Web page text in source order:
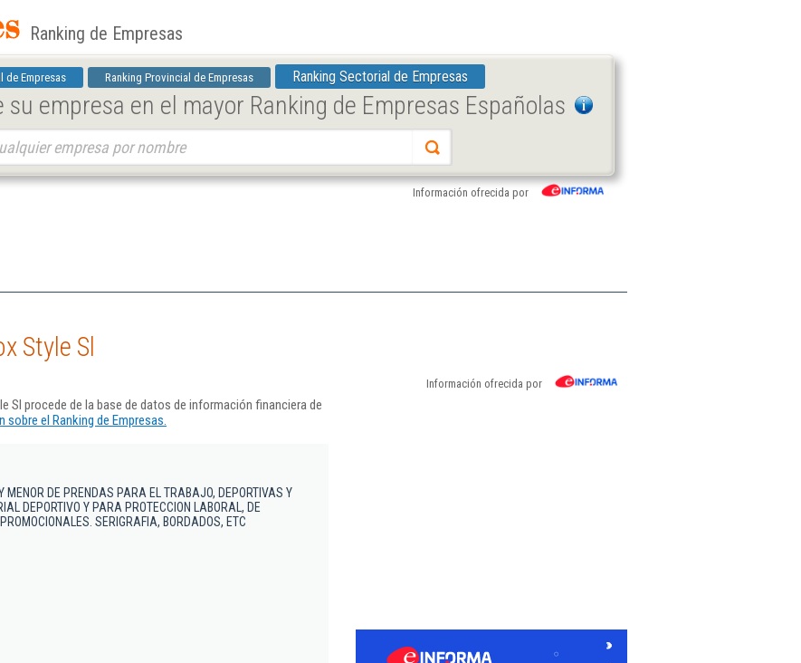
Ranking de Empresas
de Empresas Ranking Provincial de Empresas Ranking Sectorial de Empresas
su empresa en el mayor Ranking de Empresas Españolas
Información ofrecida por
Style Sl
Información ofrecida por
Sl procede de la base de datos de información financiera de
el Ranking de Empresas.
MENOR DE PRENDAS PARA EL TRABAJO, DEPORTIVAS Y
DEPORTIVO Y PARA PROTECCION LABORAL, DE
SERIGRAFIA, BORDADOS, ETC